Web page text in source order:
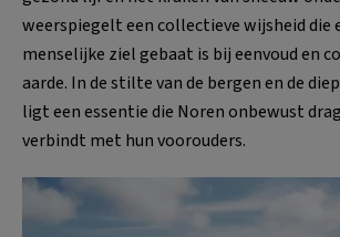
weerspiegelt een collectieve wijsheid die
menselijke ziel gebaat is bij eenvoud en
aarde. In de stilte van de bergen en de
ligt een essentie die Noren onbewust
verbindt met hun voorouders.